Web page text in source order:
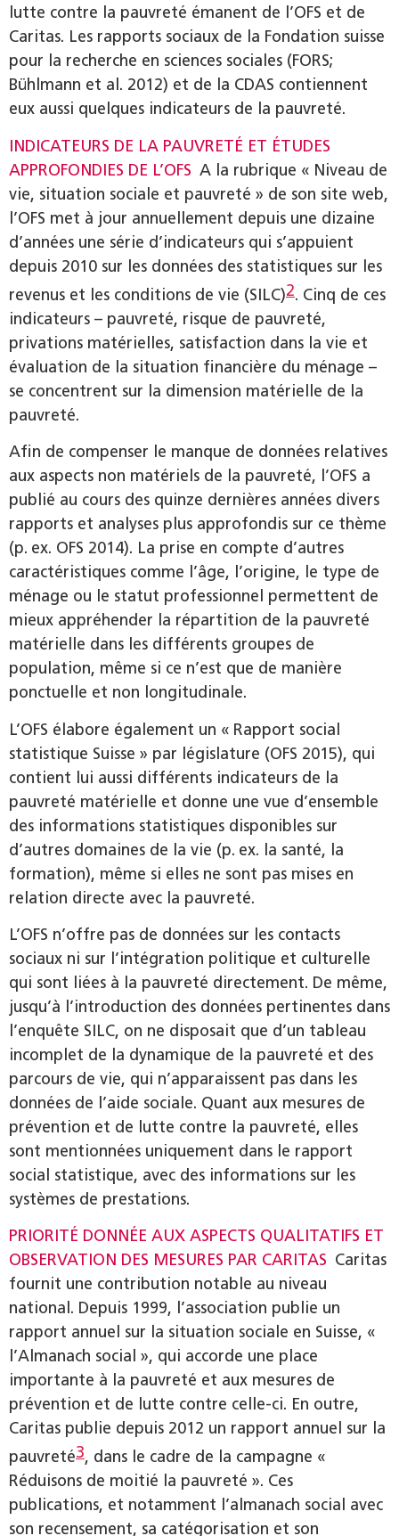
lutte contre la pauvreté émanent de l’OFS et de
Caritas. Les rapports sociaux de la Fondation suisse
pour la recherche en sciences sociales (FORS;
Bühlmann et al. 2012) et de la CDAS contiennent
eux aussi quelques indicateurs de la pauvreté.
INDICATEURS DE LA PAUVRETÉ ET ÉTUDES
APPROFONDIES DE L’OFS A la rubrique « Niveau de
vie, situation sociale et pauvreté » de son site web,
l’OFS met à jour annuellement depuis une dizaine
d’années une série d’indicateurs qui s’appuient
depuis 2010 sur les données des statistiques sur les
revenus et les conditions de vie (SILC)2. Cinq de ces
indicateurs – pauvreté, risque de pauvreté,
privations matérielles, satisfaction dans la vie et
évaluation de la situation financière du ménage –
se concentrent sur la dimension matérielle de la
pauvreté.
Afin de compenser le manque de données relatives
aux aspects non matériels de la pauvreté, l’OFS a
publié au cours des quinze dernières années divers
rapports et analyses plus approfondis sur ce thème
(p. ex. OFS 2014). La prise en compte d’autres
caractéristiques comme l’âge, l’origine, le type de
ménage ou le statut professionnel permettent de
mieux appréhender la répartition de la pauvreté
matérielle dans les différents groupes de
population, même si ce n’est que de manière
ponctuelle et non longitudinale.
L’OFS élabore également un « Rapport social
statistique Suisse » par législature (OFS 2015), qui
contient lui aussi différents indicateurs de la
pauvreté matérielle et donne une vue d’ensemble
des informations statistiques disponibles sur
d’autres domaines de la vie (p. ex. la santé, la
formation), même si elles ne sont pas mises en
relation directe avec la pauvreté.
L’OFS n’offre pas de données sur les contacts
sociaux ni sur l’intégration politique et culturelle
qui sont liées à la pauvreté directement. De même,
jusqu’à l’introduction des données pertinentes dans
l’enquête SILC, on ne disposait que d’un tableau
incomplet de la dynamique de la pauvreté et des
parcours de vie, qui n’apparaissent pas dans les
données de l’aide sociale. Quant aux mesures de
prévention et de lutte contre la pauvreté, elles
sont mentionnées uniquement dans le rapport
social statistique, avec des informations sur les
systèmes de prestations.
PRIORITÉ DONNÉE AUX ASPECTS QUALITATIFS ET
OBSERVATION DES MESURES PAR CARITAS Caritas
fournit une contribution notable au niveau
national. Depuis 1999, l’association publie un
rapport annuel sur la situation sociale en Suisse, «
l’Almanach social », qui accorde une place
importante à la pauvreté et aux mesures de
prévention et de lutte contre celle-ci. En outre,
Caritas publie depuis 2012 un rapport annuel sur la
pauvreté3, dans le cadre de la campagne «
Réduisons de moitié la pauvreté ». Ces
publications, et notamment l’almanach social avec
son recensement, sa catégorisation et son